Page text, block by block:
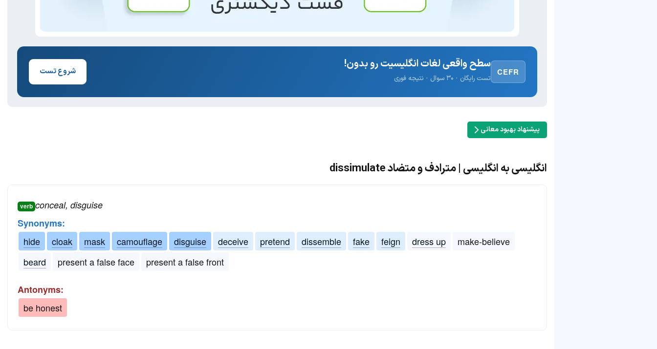
CEFR
سطح واقعی لغات انگلیسیت رو بدون!
تست رایگان · ۳۰ سوال · نتیجه فوری
شروع تست
پیشنهاد بهبود معانی
انگلیسی به انگلیسی | مترادف و متضاد dissimulate
verb conceal, disguise
Synonyms:
hide
cloak mask camouflage disguise deceive pretend dissemble fake feign dress up
make-believe
beard
present a false face present a false front
Antonyms:
be honest